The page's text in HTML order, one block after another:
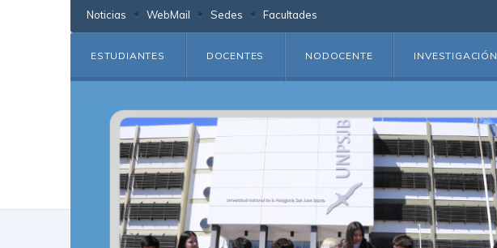
Noticias WebMail Sedes Facultades
ESTUDIANTES DOCENTES NODOCENTE INVESTIGACIÓN